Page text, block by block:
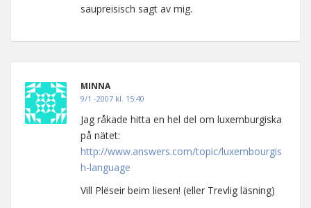
saupreisisch sagt av mig.
MINNA
9/1 -2007 kl. 15:40
Jag råkade hitta en hel del om luxemburgiska
på nätet:
http://www.answers.com/topic/luxembourgis
h-language
Vill Plëseir beim liesen! (eller Trevlig läsning)